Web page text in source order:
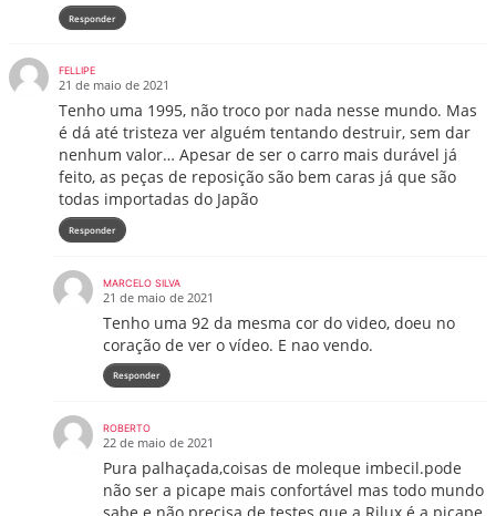
Responder
FELLIPE
21 de maio de 2021
Tenho uma 1995, não troco por nada nesse mundo. Mas
é dá até tristeza ver alguém tentando destruir, sem dar
nenhum valor… Apesar de ser o carro mais durável já
feito, as peças de reposição são bem caras já que são
todas importadas do Japão
Responder
MARCELO SILVA
21 de maio de 2021
Tenho uma 92 da mesma cor do video, doeu no
coração de ver o vídeo. E nao vendo.
Responder
ROBERTO
22 de maio de 2021
Pura palhaçada,coisas de moleque imbecil.pode
não ser a picape mais confortável mas todo mundo